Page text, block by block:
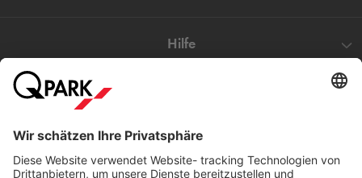
Hilfe
Download